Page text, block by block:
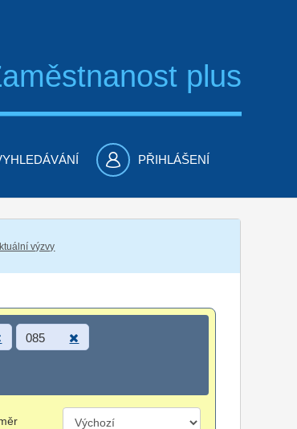
plus
PŘIHLÁŠENÍ
výzvy
085